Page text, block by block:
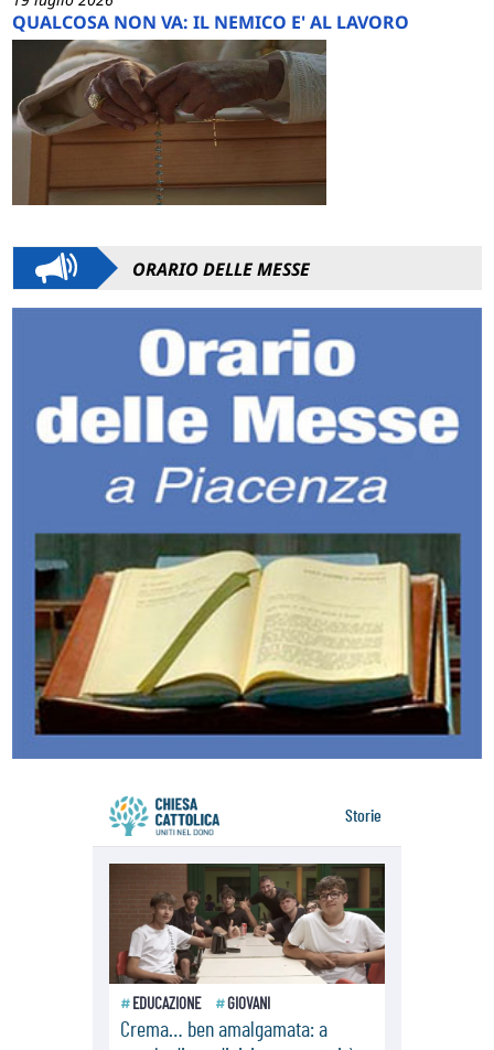
QUALCOSA NON VA: IL NEMICO E' AL LAVORO
ORARIO DELLE MESSE